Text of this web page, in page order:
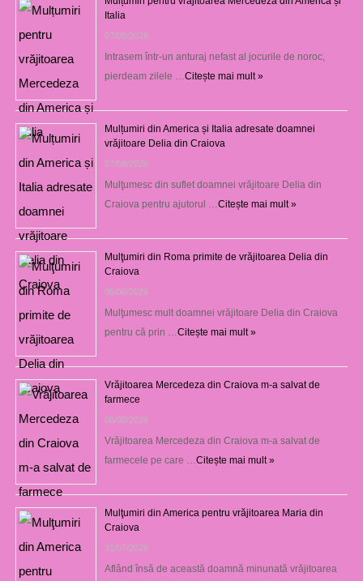
Italia
07/08/2026
Intrasem într-un anturaj nefast al jocurile de noroc,
pierdeam zilele … Citește mai mult »
Mulțumiri din America și Italia adresate doamnei
vrăjitoare Delia din Craiova
07/08/2026
Mulţumesc din suflet doamnei vrăjitoare Delia din
Craiova pentru ajutorul … Citește mai mult »
Mulţumiri din Roma primite de vrăjitoarea Delia din
Craiova
06/08/2026
Mulţumesc mult doamnei vrăjitoare Delia din Craiova
pentru că prin … Citește mai mult »
Vrăjitoarea Mercedeza din Craiova m-a salvat de
farmece
06/08/2026
Vrăjitoarea Mercedeza din Craiova m-a salvat de
farmecele pe care … Citește mai mult »
Mulţumiri din America pentru vrăjitoarea Maria din
Craiova
31/07/2026
Aflând însă de această doamnă minunată vrăjitoarea